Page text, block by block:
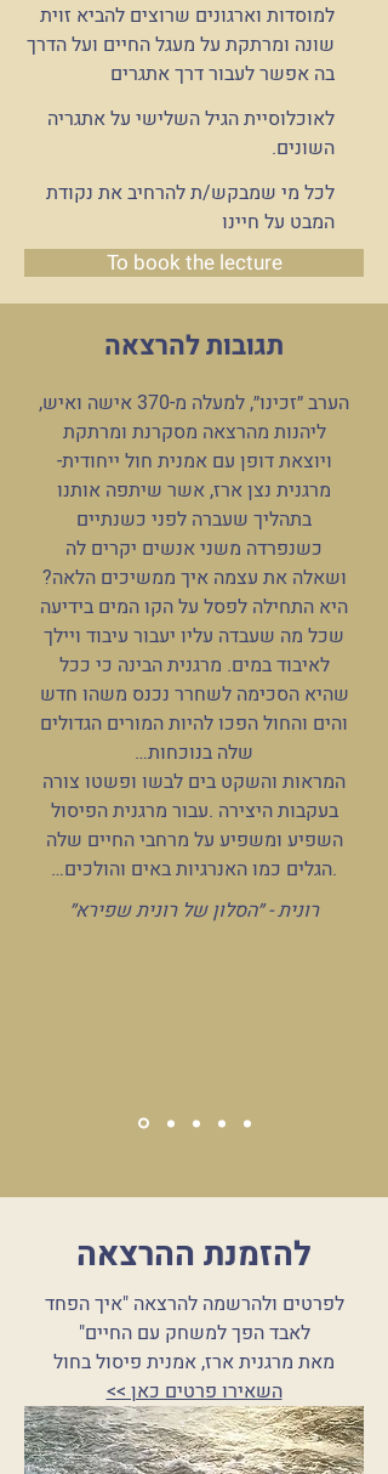
למוסדות וארגונים שרוצים להביא זוית
שונה ומרתקת על מעגל החיים ועל הדרך
בה אפשר לעבור דרך אתגרים
לאוכלוסיית הגיל השלישי על אתגריה
השונים.
לכל מי שמבקש/ת להרחיב את נקודת
המבט על חיינו
To book the lecture
תגובות להרצאה
הערב ״זכינו״, למעלה מ-370 אישה ואיש,
ליהנות מהרצאה מסקרנת ומרתקת
ויוצאת דופן עם אמנית חול ייחודית-
מרגנית נצן ארז, אשר שיתפה אותנו
בתהליך שעברה לפני כשנתיים
כשנפרדה משני אנשים יקרים לה
ושאלה את עצמה איך ממשיכים הלאה?
היא התחילה לפסל על הקו המים בידיעה
שכל מה שעבדה עליו יעבור עיבוד ויילך
לאיבוד במים. מרגנית הבינה כי ככל
שהיא הסכימה לשחרר נכנס משהו חדש
והים והחול הפכו להיות המורים הגדולים
שלה בנוכחות…
המראות והשקט בים לבשו ופשטו צורה
בעקבות היצירה .עבור מרגנית הפיסול
השפיע ומשפיע על מרחבי החיים שלה
.הגלים כמו האנרגיות באים והולכים…
רונית - ״הסלון של רונית שפירא״
להזמנת ההרצאה
לפרטים ולהרשמה להרצאה "איך הפחד
לאבד הפך למשחק עם החיים"
מאת מרגנית ארז, אמנית פיסול בחול
השאירו פרטים כאן >>